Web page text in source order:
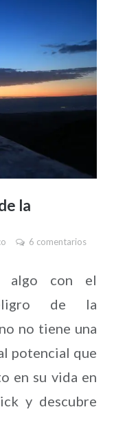
la
6 comentarios
algo con el
de la
no tiene una
potencial que
en su vida en
y descubre